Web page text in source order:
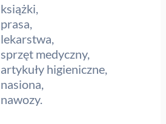
książki,
prasa,
lekarstwa,
sprzęt medyczny,
artykuły higieniczne,
nasiona,
nawozy.